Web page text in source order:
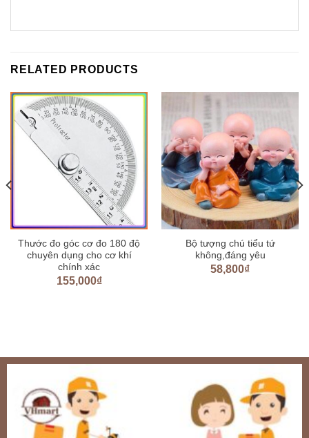
RELATED PRODUCTS
Thước đo góc cơ đo 180 độ
chuyên dụng cho cơ khí
chính xác
155,000₫
Bộ tượng chú tiểu tứ
không,đáng yêu
58,800₫